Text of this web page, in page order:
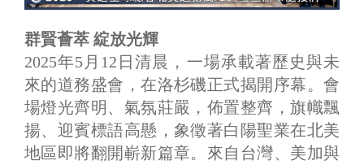
群賢薈萃 綻放光輝
2025年5月12日清晨，一場承載著歷史與未
來的道務盛會，在洛杉磯正式揭開序幕。會
場燈光齊明、氣氛莊嚴，佈置整齊，旗幟飄
揚、迎賓標語高懸，象徵著白陽聖業在北美
地區即將翻開嶄新篇章。來自台灣、美加與